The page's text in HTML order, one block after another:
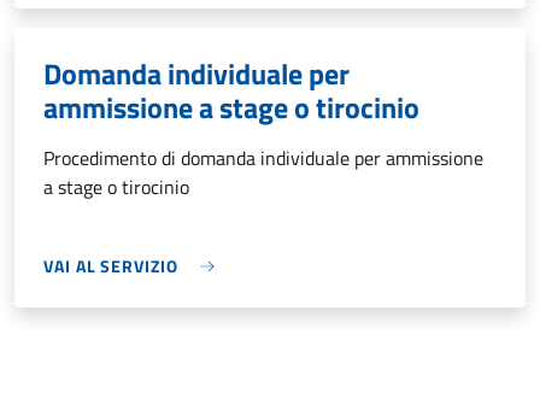
Domanda individuale per
ammissione a stage o tirocinio
Procedimento di domanda individuale per ammissione
a stage o tirocinio
VAI AL SERVIZIO